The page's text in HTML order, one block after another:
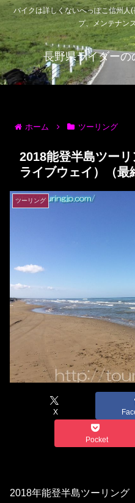
バイクは詳しくないへっぽこ信州人
プ、メンテナン
長野県ライダー
ホーム ツーリング
2018能登半島ツー
ライブウェイ）（最
ツーリング
X
Pocket
2018年能登半島ツーリング